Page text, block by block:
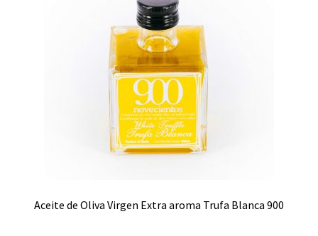
Aceite de Oliva Virgen Extra aroma Trufa Blanca 900